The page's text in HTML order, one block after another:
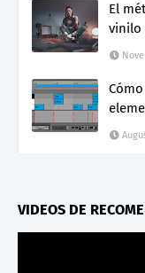
El
vinilo
VIDEOS DE